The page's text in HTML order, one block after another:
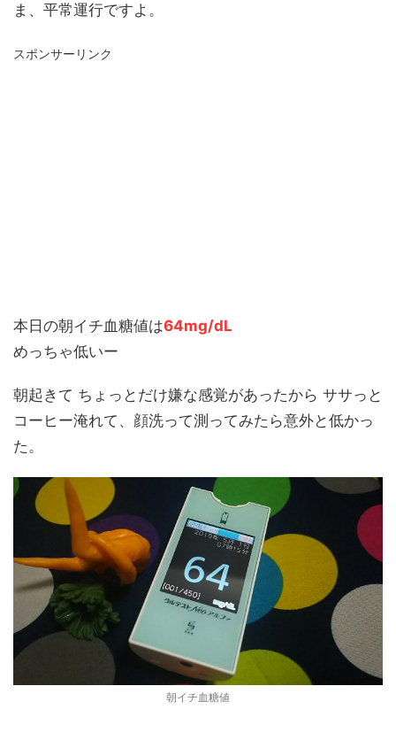
ま、平常運行ですよ。
スポンサーリンク
本日の朝イチ血糖値は64mg/dL
めっちゃ低いー
朝起きて ちょっとだけ嫌な感覚があったから ササっと
コーヒー淹れて、顔洗って測ってみたら意外と低かっ
た。
朝イチ血糖値